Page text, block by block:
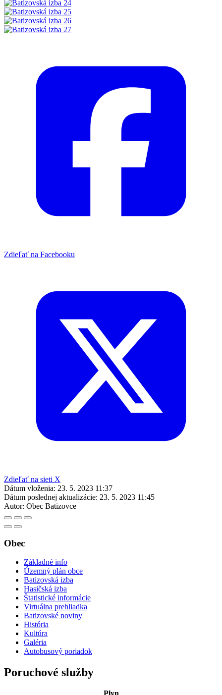
Zdieľať na Facebooku
Zdieľať na sieti X
Dátum vloženia: 23. 5. 2023 11:37
Dátum poslednej aktualizácie: 23. 5. 2023 11:45
Autor: Obec Batizovce
Obec
Základné info
Územný plán obce
Batizovská izba
Hasičská izba
Štatistické informácie
Virtuálna prehliadka
Batizovské noviny
História
Kultúra
Galéria
Autobusový poriadok
Poruchové služby